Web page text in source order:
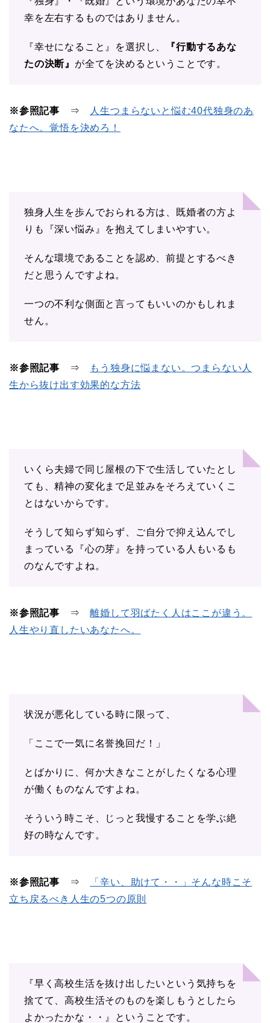
幸を左右するものではありません。
『幸せになること』を選択し、
『行動するあな
たの決断』 が全てを決めるということです。
※参照記事 ⇒
人生つまらないと悩む40代独身のあ
なたへ。覚悟を決めろ！
独身人生を歩んでおられる方は、既婚者の方よ
りも『深い悩み』を抱えてしまいやすい。
そんな環境であることを認め、前提とするべき
だと思うんですよね。
一つの不利な側面と言ってもいいのかもしれま
せん。
※参照記事 ⇒
もう独身に悩まない。つまらない人
生から抜け出す効果的な方法
いくら夫婦で同じ屋根の下で生活していたとし
ても、精神の変化まで足並みをそろえていくこ
とはないからです。
そうして知らず知らず、ご自分で抑え込んでし
まっている『心の芽』を持っている人もいるも
のなんですよね。
※参照記事 ⇒離婚して羽ばたく人はここが違う。
人生やり直したいあなたへ。
状況が悪化している時に限って、
「ここで一気に名誉挽回だ！」
とばかりに、何か大きなことがしたくなる心理
が働くものなんですよね。
そういう時こそ、じっと我慢することを学ぶ絶
好の時なんです。
※参照記事 ⇒
「辛い、助けて・・」そんな時こそ
立ち戻るべき人生の5つの原則
『早く高校生活を抜け出したいという気持ちを
捨てて、高校生活そのものを楽しもうとしたら
よかったかな・・』ということです。